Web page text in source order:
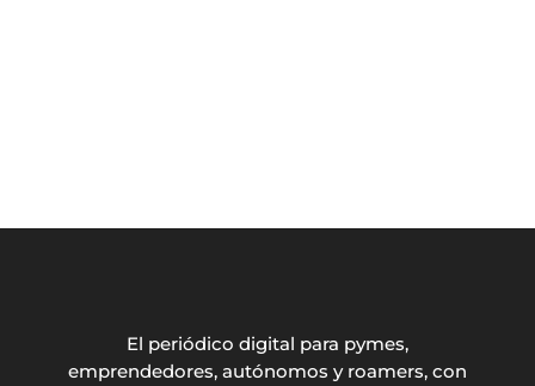
El periódico digital para pymes,
emprendedores, autónomos y roamers, con